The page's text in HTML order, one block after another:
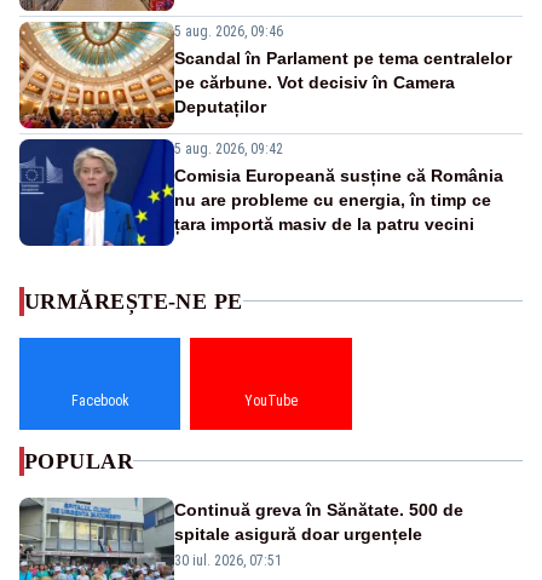
5 aug. 2026, 09:46
Scandal în Parlament pe tema centralelor
pe cărbune. Vot decisiv în Camera
Deputaților
5 aug. 2026, 09:42
Comisia Europeană susține că România
nu are probleme cu energia, în timp ce
țara importă masiv de la patru vecini
URMĂREȘTE-NE PE
Facebook YouTube
POPULAR
Continuă greva în Sănătate. 500 de
spitale asigură doar urgențele
30 iul. 2026, 07:51